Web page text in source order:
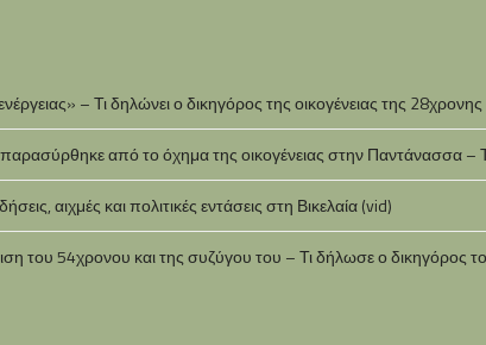
– Τι δηλώνει ο δικηγόρος της οικογένειας της
από το όχημα της οικογένειας στην Παντάνασσα –
αιχμές και πολιτικές εντάσεις στη Βικελαία (vid)
του 54χρονου και της συζύγου του – Τι δήλωσε ο δικηγόρος